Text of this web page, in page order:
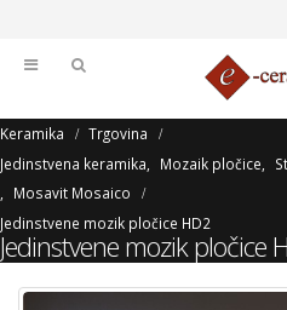
Keramika
Trgovina
Jedinstvena keramika
Mozaik pločice
Mosavit Mosaico
Jedinstvene mozik pločice HD2
Jedinstvene mozik pločice